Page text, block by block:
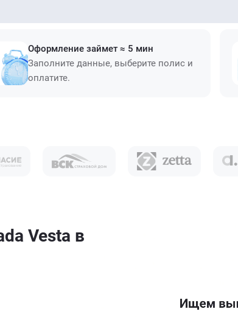
Оформление займет ≈ 5 мин
Заполните данные, выберите полис и
оплатите.
Vesta в